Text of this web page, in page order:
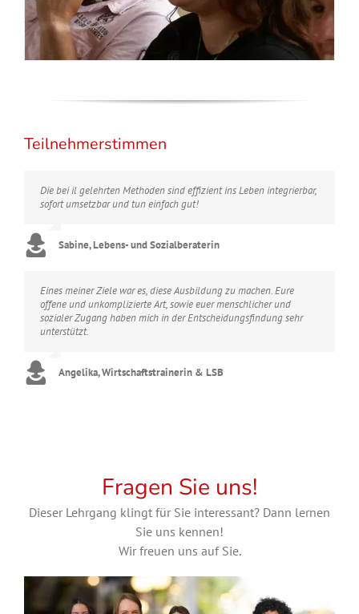
Teilnehmerstimmen
Die bei il gelehrten Methoden sind effizient ins Leben integrierbar,
sofort umsetzbar und tun einfach gut!
Sabine, Lebens- und Sozialberaterin
Eines meiner Ziele war es, diese Ausbildung zu machen. Eure
offene und unkomplizierte Art, sowie euer menschlicher und
sozialer Zugang haben mich in der Entscheidungsfindung sehr
unterstützt.
Angelika, Wirtschaftstrainerin & LSB
Fragen Sie uns!
Dieser Lehrgang klingt für Sie interessant? Dann lernen
Sie uns kennen!
Wir freuen uns auf Sie.